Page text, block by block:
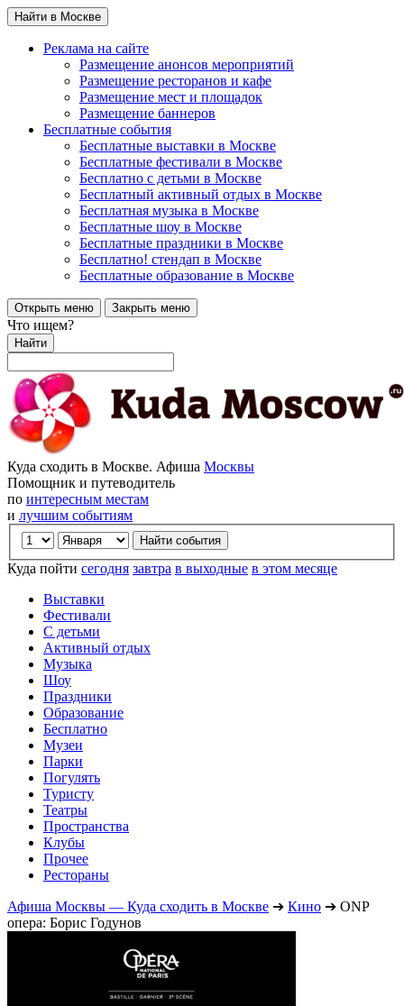
Найти в Москве
Реклама на сайте
Размещение анонсов мероприятий
Размещение ресторанов и кафе
Размещение мест и площадок
Размещение баннеров
Бесплатные события
Бесплатные выставки в Москве
Бесплатные фестивали в Москве
Бесплатно с детьми в Москве
Бесплатный активный отдых в Москве
Бесплатная музыка в Москве
Бесплатные шоу в Москве
Бесплатные праздники в Москве
Бесплатно! стендап в Москве
Бесплатные образование в Москве
Открыть меню Закрыть меню
Что ищем?
Найти
Куда сходить в Москве. Афиша Москвы
Помощник и путеводитель
по интересным местам
и лучшим событиям
Куда пойти сегодня завтра в выходные в этом месяце
Выставки
Фестивали
С детьми
Активный отдых
Музыка
Шоу
Праздники
Образование
Бесплатно
Музеи
Парки
Погулять
Туристу
Театры
Пространства
Клубы
Прочее
Рестораны
Афиша Москвы — Куда сходить в Москве ➔ Кино ➔ ONP
опера: Борис Годунов